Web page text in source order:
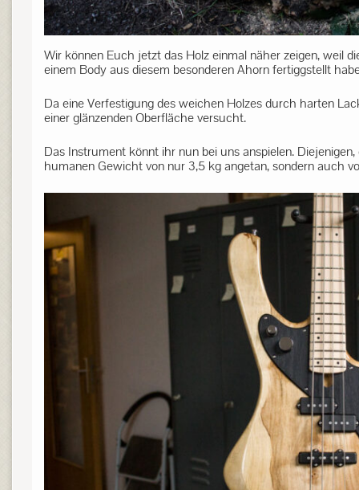
Wir können Euch jetzt das Holz einmal näher zeigen, weil
einem Body aus diesem besonderen Ahorn fertiggstellt
Da eine Verfestigung des weichen Holzes durch harten
einer glänzenden Oberfläche versucht.
Das Instrument könnt ihr nun bei uns anspielen.
humanen Gewicht von nur 3,5 kg angetan, sondern auch